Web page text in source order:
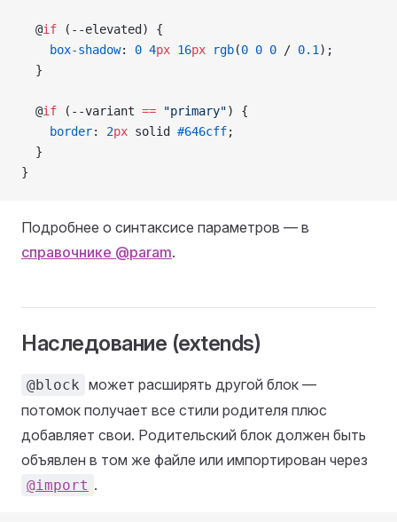
  @
if (--elevated) {
    box-shadow
: 0 4px 16px rgb(0 0 0 / 0.1 );
  }
  @
if (--variant == "primary") {
    border
: 2px solid #646cff;
  }
}
Подробнее о синтаксисе параметров — в
справочнике @param.
Наследование (extends)
@block может расширять другой блок —
потомок получает все стили родителя плюс
добавляет свои. Родительский блок должен быть
объявлен в том же файле или импортирован через
@import .